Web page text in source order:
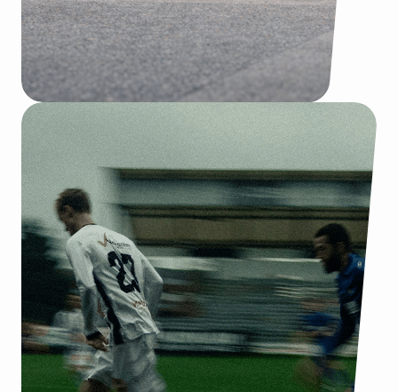
400
Verkochte abonnementen
21.000
Volgers op sociale media